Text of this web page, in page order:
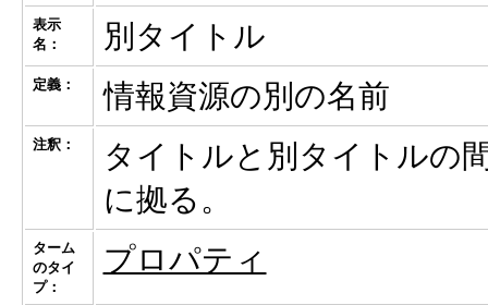
表示
名：
別タイトル
定義： 情報資源の別の名前
注釈：
タイトルと別タイトルの
に拠る。
ターム
のタイ
プ：
プロパティ